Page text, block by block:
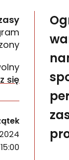
się
to dwudniowe
wydarzenia